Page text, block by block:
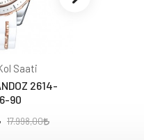
Saati
2614-
90
17.998,00